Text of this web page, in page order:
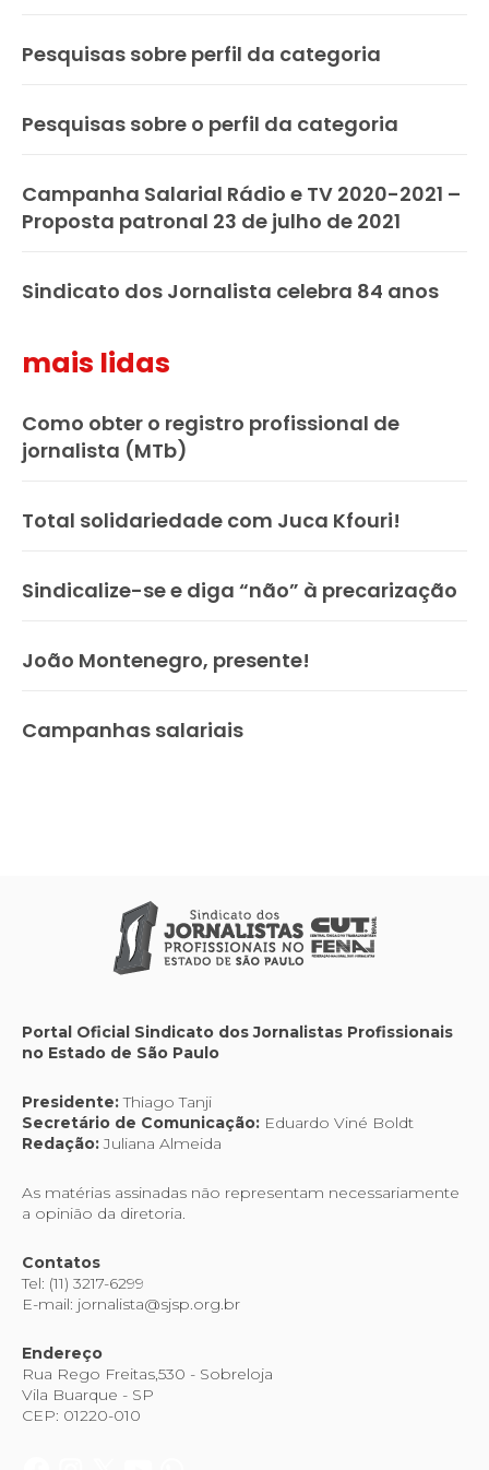
Pesquisas sobre perfil da categoria
Pesquisas sobre o perfil da categoria
Campanha Salarial Rádio e TV 2020-2021 –
Proposta patronal 23 de julho de 2021
Sindicato dos Jornalista celebra 84 anos
mais lidas
Como obter o registro profissional de
jornalista (MTb)
Total solidariedade com Juca Kfouri!
Sindicalize-se e diga “não” à precarização
João Montenegro, presente!
Campanhas salariais
Portal Oficial Sindicato dos Jornalistas Profissionais
no Estado de São Paulo
Presidente:Thiago Tanji
Secretário de Comunicação: Eduardo Viné Boldt
Redação:Juliana Almeida
As matérias assinadas não representam necessariamente
a opinião da diretoria.
Contatos
Tel: (11) 3217-6299
E-mail: jornalista@sjsp.org.br
Endereço
Rua Rego Freitas,530 - Sobreloja
Vila Buarque - SP
CEP: 01220-010